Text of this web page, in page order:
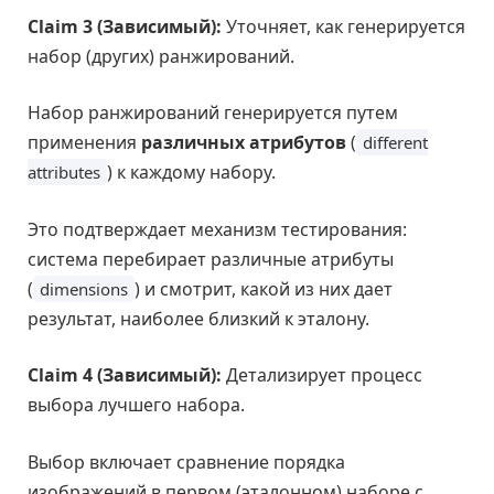
Claim 3 (Зависимый): Уточняет, как генерируется
набор (других) ранжирований.
Набор ранжирований генерируется путем
применения различных атрибутов( different
attributes ) к каждому набору.
Это подтверждает механизм тестирования:
система перебирает различные атрибуты
( dimensions ) и смотрит, какой из них дает
результат, наиболее близкий к эталону.
Claim 4 (Зависимый): Детализирует процесс
выбора лучшего набора.
Выбор включает сравнение порядка